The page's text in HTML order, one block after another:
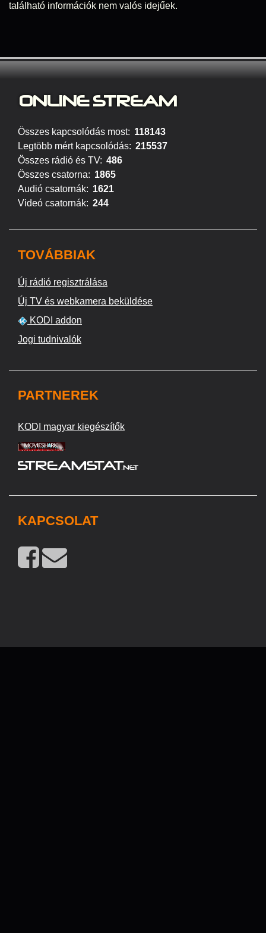
található információk nem valós idejűek.
ONLINE STREAM
Összes kapcsolódás most: 118143
Legtöbb mért kapcsolódás: 215537
Összes rádió és TV: 486
Összes csatorna: 1865
Audió csatornák: 1621
Videó csatornák: 244
TOVÁBBIAK
Új rádió regisztrálása
Új TV és webkamera beküldése
KODI addon
Jogi tudnivalók
PARTNEREK
KODI magyar kiegészítők
KAPCSOLAT